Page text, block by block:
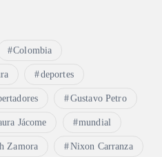
Colombia
deportes
Gustavo Petro
Jácome mundial
Zamora Nixon Carranza